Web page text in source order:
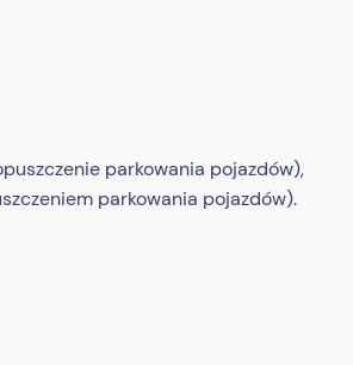
parkowania pojazdów),
parkowania pojazdów).